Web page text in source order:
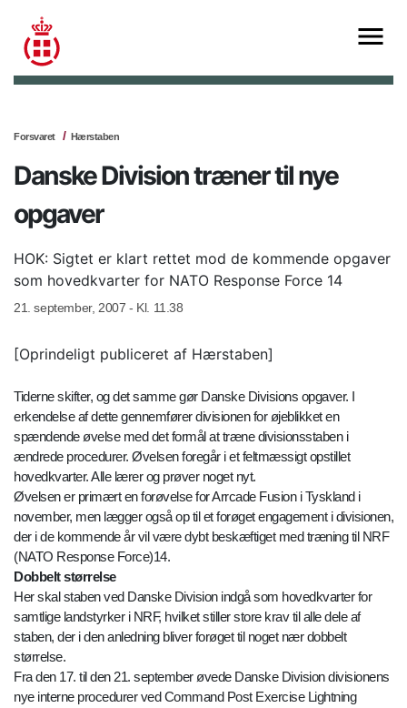
Forsvaret Hærstaben
Danske Division træner til nye
opgaver
HOK: Sigtet er klart rettet mod de kommende opgaver
som hovedkvarter for NATO Response Force 14
21. september, 2007 - Kl. 11.38
[Oprindeligt publiceret af Hærstaben]
Tiderne skifter, og det samme gør Danske Divisions opgaver. I
erkendelse af dette gennemfører divisionen for øjeblikket en
spændende øvelse med det formål at træne divisionsstaben i
ændrede procedurer. Øvelsen foregår i et feltmæssigt opstillet
hovedkvarter. Alle lærer og prøver noget nyt.
Øvelsen er primært en forøvelse for Arrcade Fusion i Tyskland i
november, men lægger også op til et forøget engagement i divisionen,
der i de kommende år vil være dybt beskæftiget med træning til NRF
(NATO Response Force)14.
Dobbelt størrelse
Her skal staben ved Danske Division indgå som hovedkvarter for
samtlige landstyrker i NRF, hvilket stiller store krav til alle dele af
staben, der i den anledning bliver forøget til noget nær dobbelt
størrelse.
Fra den 17. til den 21. september øvede Danske Division divisionens
nye interne procedurer ved Command Post Exercise Lightning